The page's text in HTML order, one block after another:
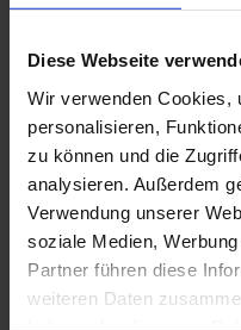
Diese Webseite
Wir verwenden Cookies,
personalisieren,
zu können und die
analysieren. Außerdem
Verwendung unserer
soziale Medien,
Partner führen diese
weiteren Daten
Kanäle: Bis zu 200
unterschiedlicher
und mehr
Steuerungs-Funktionen:
Niederschlag, Zeit,
Dämmerung,
Außentemperatur und
Astrofunktion